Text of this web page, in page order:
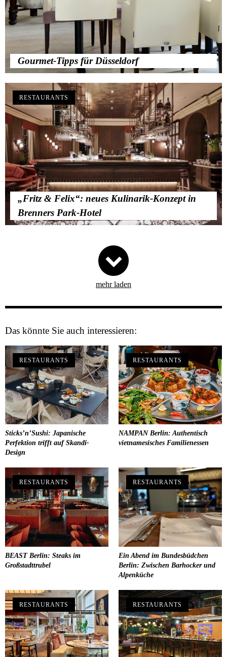
Gourmet-Tipps für Düsseldorf
„Fritz & Felix“: neues Kulinarik-Konzept in
Brenners Park-Hotel
RESTAURANTS
mehr laden
Das könnte Sie auch interessieren:
RESTAURANTS
Sticks’n’Sushi: Japanische
Perfektion trifft auf Skandi-
Design
RESTAURANTS
NAMPAN Berlin: Authentisch
vietnamesisches Familienessen
RESTAURANTS
BEAST Berlin: Steaks im
Großstadttrubel
RESTAURANTS
Ein Abend im Bundesbüdchen
Berlin: Zwischen Barhocker und
Alpenküche
RESTAURANTS RESTAURANTS